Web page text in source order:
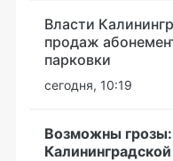
Власти
продаж
парковки
сегодня, 10:19
Возможны грозы: